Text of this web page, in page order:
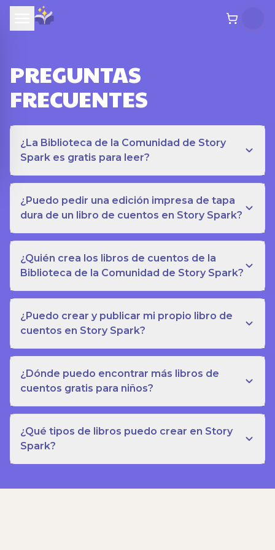
PREGUNTAS
FRECUENTES
¿La Biblioteca de la Comunidad de Story
Spark es gratis para leer?
¿Puedo pedir una edición impresa de tapa
dura de un libro de cuentos en Story Spark?
¿Quién crea los libros de cuentos de la
Biblioteca de la Comunidad de Story Spark?
¿Puedo crear y publicar mi propio libro de
cuentos en Story Spark?
¿Dónde puedo encontrar más libros de
cuentos gratis para niños?
¿Qué tipos de libros puedo crear en Story
Spark?